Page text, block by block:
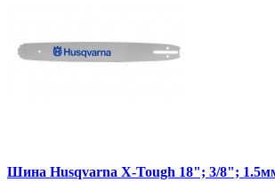
Шина Husqvarna X-Tough 18"; 3/8";